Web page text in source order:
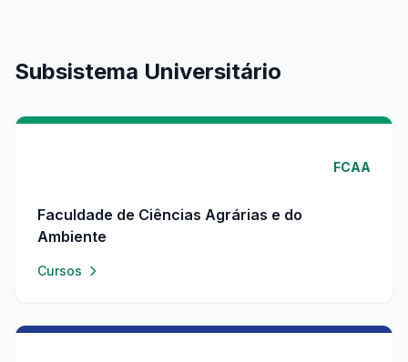
Subsistema Universitário
FCAA
Faculdade de Ciências Agrárias e do
Ambiente
Cursos